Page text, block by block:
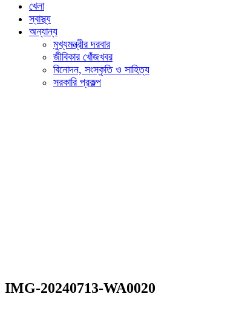
খেলা
স্বাস্থ্য
অন্যান্য
মুখ্যমন্ত্রীর দরবার
জীবিকার খোঁজখবর
বিনোদন, সংস্কৃতি ও সাহিত্য
সরকারি প্রকল্প
IMG-20240713-WA0020